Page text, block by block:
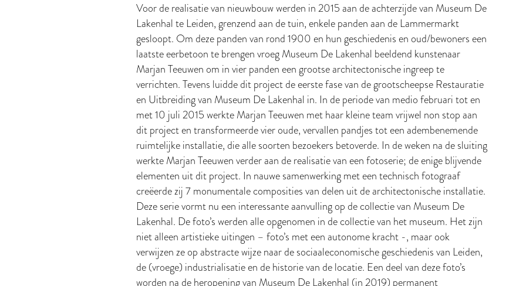
Voor de realisatie van nieuwbouw werden in 2015 aan de achterzijde van Museum De
Lakenhal te Leiden, grenzend aan de tuin, enkele panden aan de Lammermarkt
gesloopt. Om deze panden van rond 1900 en hun geschiedenis en oud/bewoners een
laatste eerbetoon te brengen vroeg Museum De Lakenhal beeldend kunstenaar
Marjan Teeuwen om in vier panden een grootse architectonische ingreep te
verrichten. Tevens luidde dit project de eerste fase van de grootscheepse Restauratie
en Uitbreiding van Museum De Lakenhal in. In de periode van medio februari tot en
met 10 juli 2015 werkte Marjan Teeuwen met haar kleine team vrijwel non stop aan
dit project en transformeerde vier oude, vervallen pandjes tot een adembenemende
ruimtelijke installatie, die alle soorten bezoekers betoverde. In de weken na de sluiting
werkte Marjan Teeuwen verder aan de realisatie van een fotoserie; de enige blijvende
elementen uit dit project. In nauwe samenwerking met een technisch fotograaf
creëerde zij 7 monumentale composities van delen uit de architectonische installatie.
Deze serie vormt nu een interessante aanvulling op de collectie van Museum De
Lakenhal. De foto’s werden alle opgenomen in de collectie van het museum. Het zijn
niet alleen artistieke uitingen – foto’s met een autonome kracht -, maar ook
verwijzen ze op abstracte wijze naar de sociaaleconomische geschiedenis van Leiden,
de (vroege) industrialisatie en de historie van de locatie. Een deel van deze foto’s
worden na de heropening van Museum De Lakenhal (in 2019) permanent